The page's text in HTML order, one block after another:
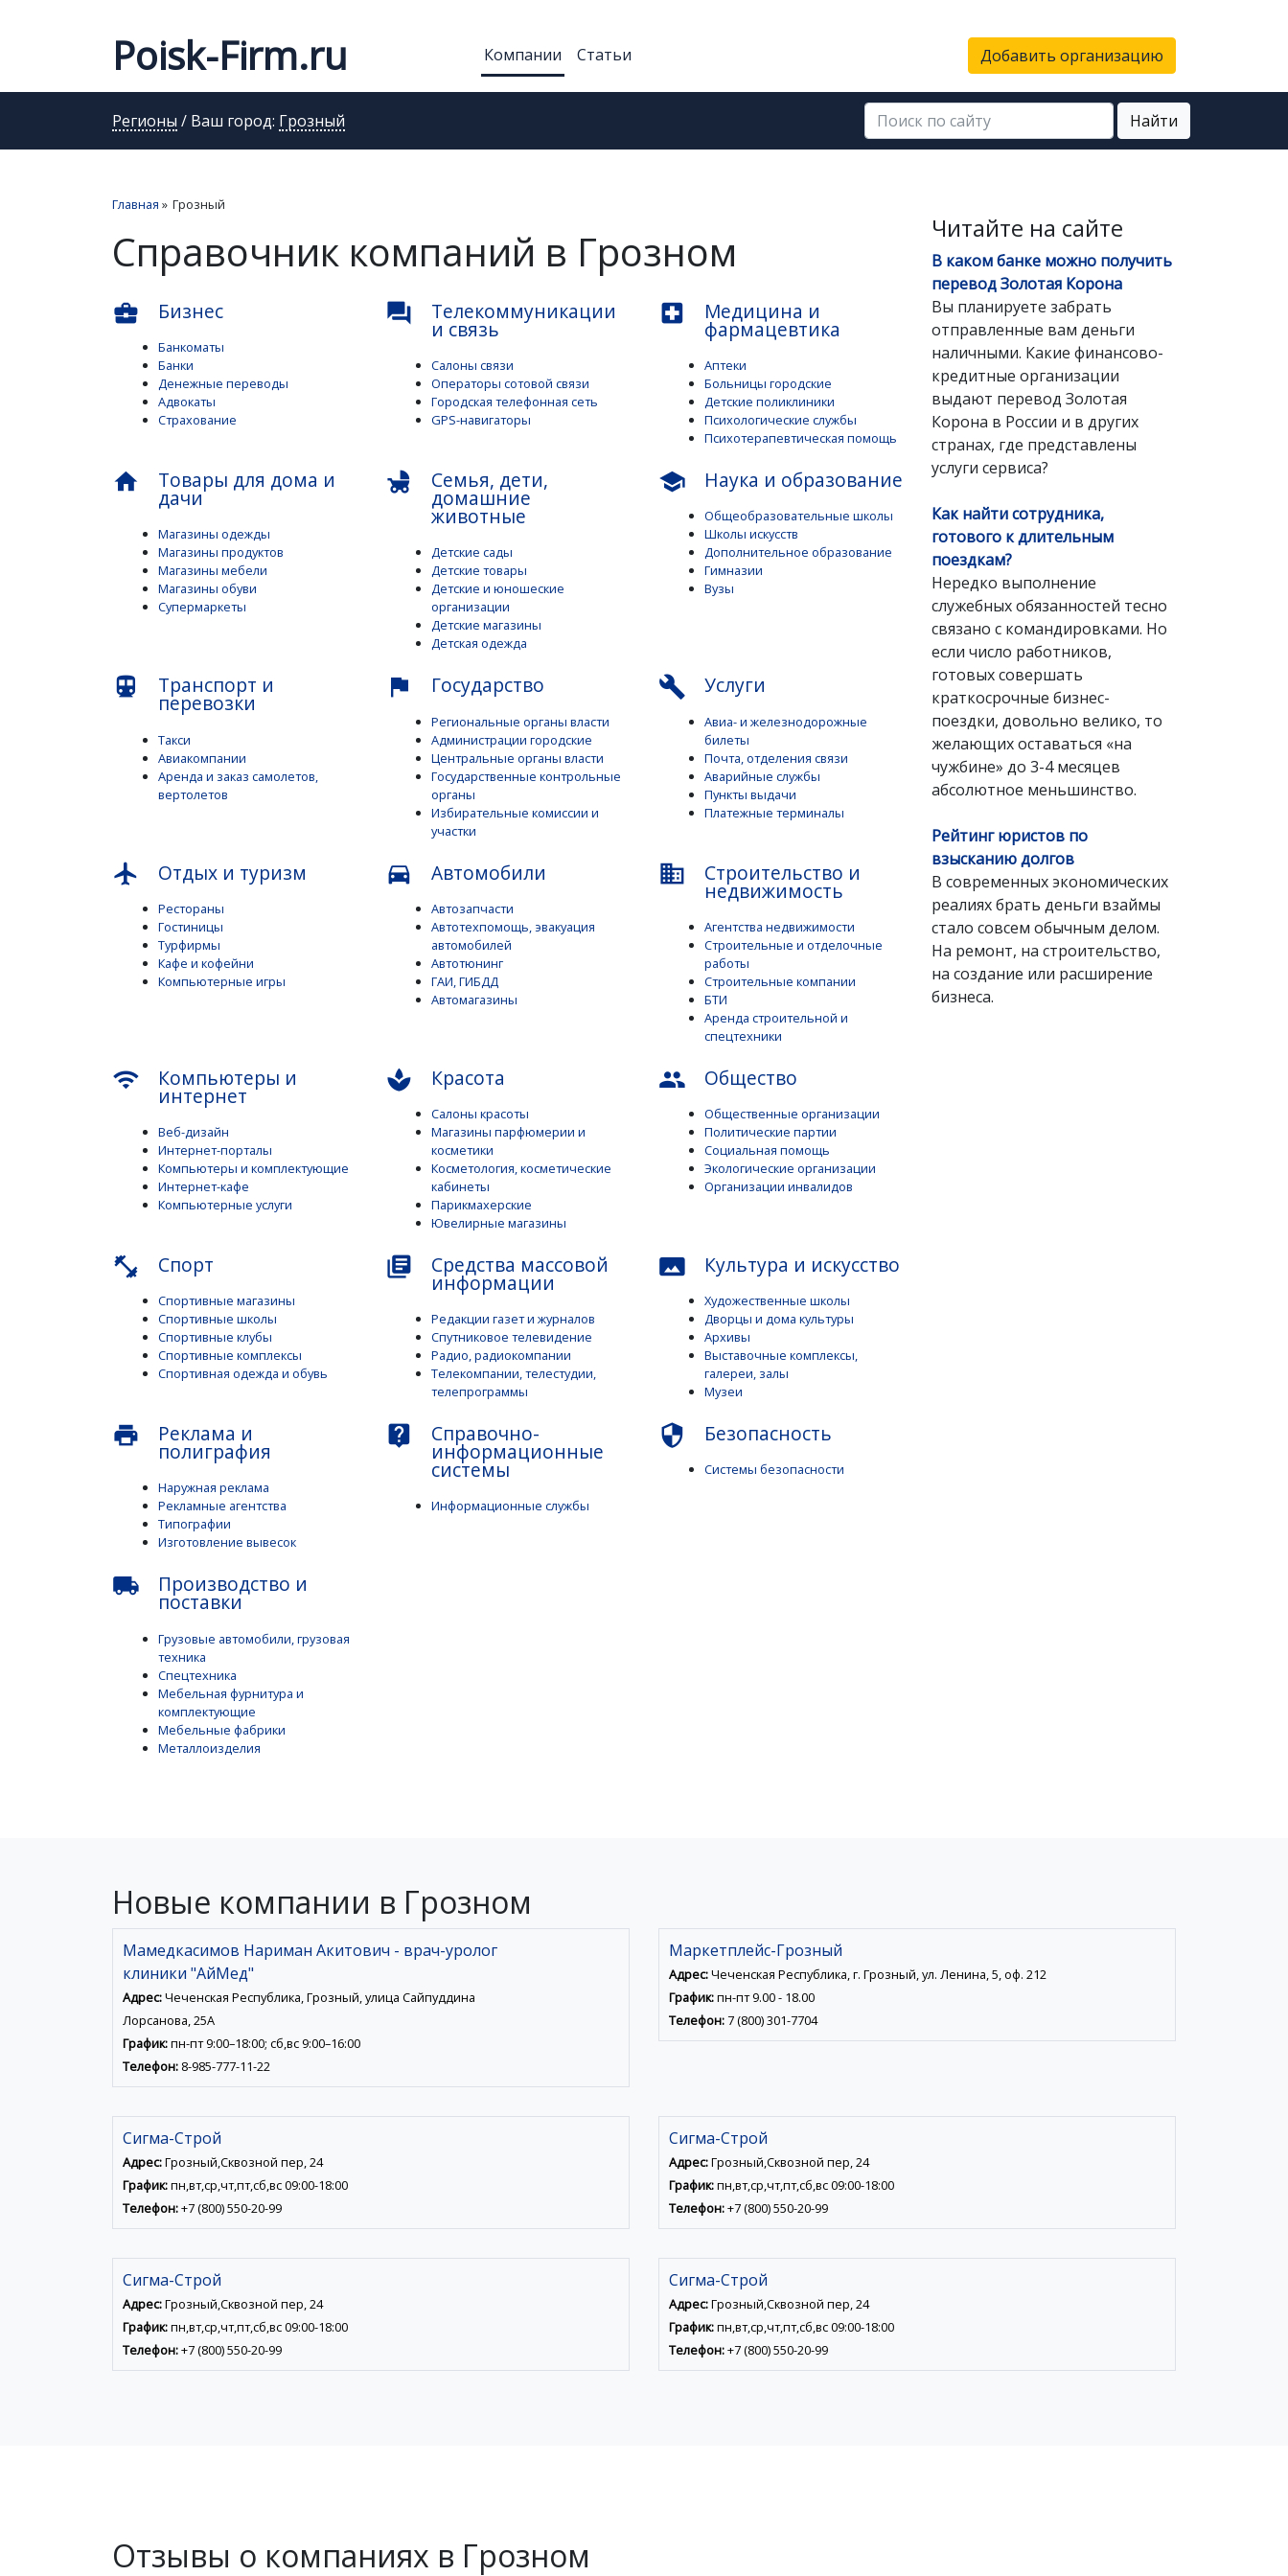
Poisk-Firm.ru Компании Статьи Добавить организацию
Регионы / Ваш город: Грозный Найти
Главная » Грозный
Справочник компаний в Грозном
business_center Бизнес
Банкоматы
Банки
Денежные переводы
Адвокаты
Страхование
question_answer Телекоммуникации
и связь
Салоны связи
Операторы сотовой связи
Городская телефонная сеть
GPS-навигаторы
local_hospital Медицина и
фармацевтика
Аптеки
Больницы городские
Детские поликлиники
Психологические службы
Психотерапевтическая помощь
home Товары для дома и
дачи
Магазины одежды
Магазины продуктов
Магазины мебели
Магазины обуви
Супермаркеты
child_friendly Семья, дети,
домашние
животные
Детские сады
Детские товары
Детские и юношеские
организации
Детские магазины
Детская одежда
school Наука и образование
Общеобразовательные школы
Школы искусств
Дополнительное образование
Гимназии
Вузы
directions_subway Транспорт и
перевозки
Такси
Авиакомпании
Аренда и заказ самолетов,
вертолетов
flag Государство
Региональные органы власти
Администрации городские
Центральные органы власти
Государственные контрольные
органы
Избирательные комиссии и
участки
build Услуги
Авиа- и железнодорожные
билеты
Почта, отделения связи
Аварийные службы
Пункты выдачи
Платежные терминалы
flight Отдых и туризм
Рестораны
Гостиницы
Турфирмы
Кафе и кофейни
Компьютерные игры
directions_car Автомобили
Автозапчасти
Автотехпомощь, эвакуация
автомобилей
Автотюнинг
ГАИ, ГИБДД
Автомагазины
business Строительство и
недвижимость
Агентства недвижимости
Строительные и отделочные
работы
Строительные компании
БТИ
Аренда строительной и
спецтехники
wifi Компьютеры и
интернет
Веб-дизайн
Интернет-порталы
Компьютеры и комплектующие
Интернет-кафе
Компьютерные услуги
spa Красота
Салоны красоты
Магазины парфюмерии и
косметики
Косметология, косметические
кабинеты
Парикмахерские
Ювелирные магазины
people Общество
Общественные организации
Политические партии
Социальная помощь
Экологические организации
Организации инвалидов
fitness_center Спорт
Спортивные магазины
Спортивные школы
Спортивные клубы
Спортивные комплексы
Спортивная одежда и обувь
library_books Средства массовой
информации
Редакции газет и журналов
Спутниковое телевидение
Радио, радиокомпании
Телекомпании, телестудии,
телепрограммы
panorama Культура и искусство
Художественные школы
Дворцы и дома культуры
Архивы
Выставочные комплексы,
галереи, залы
Музеи
print Реклама и
полиграфия
Наружная реклама
Рекламные агентства
Типографии
Изготовление вывесок
live_help Справочно-
информационные
системы
Информационные службы
security Безопасность
Системы безопасности
local_shipping Производство и
поставки
Грузовые автомобили, грузовая
техника
Спецтехника
Мебельная фурнитура и
комплектующие
Мебельные фабрики
Металлоизделия
Читайте на сайте
В каком банке можно получить
перевод Золотая Корона
Вы планируете забрать
отправленные вам деньги
наличными. Какие финансово-
кредитные организации
выдают перевод Золотая
Корона в России и в других
странах, где представлены
услуги сервиса?
Как найти сотрудника,
готового к длительным
поездкам?
Нередко выполнение
служебных обязанностей тесно
связано с командировками. Но
если число работников,
готовых совершать
краткосрочные бизнес-
поездки, довольно велико, то
желающих оставаться «на
чужбине» до 3-4 месяцев
абсолютное меньшинство.
Рейтинг юристов по
взысканию долгов
В современных экономических
реалиях брать деньги взаймы
стало совсем обычным делом.
На ремонт, на строительство,
на создание или расширение
бизнеса.
Новые компании в Грозном
Мамедкасимов Нариман Акитович - врач-уролог
клиники "АйМед"
Адрес:Чеченская Республика, Грозный, улица Сайпуддина
Лорсанова, 25А
График:пн-пт 9:00–18:00; сб,вс 9:00–16:00
Телефон: 8-985-777-11-22
Маркетплейс-Грозный
Адрес:Чеченская Республика, г. Грозный, ул. Ленина, 5, оф. 212
График:пн-пт 9.00 - 18.00
Телефон: 7 (800) 301-7704
Сигма-Строй
Адрес:Грозный,Сквозной пер, 24
График:пн,вт,ср,чт,пт,сб,вс 09:00-18:00
Телефон:+7 (800) 550-20-99
Сигма-Строй
Адрес:Грозный,Сквозной пер, 24
График:пн,вт,ср,чт,пт,сб,вс 09:00-18:00
Телефон:+7 (800) 550-20-99
Сигма-Строй
Адрес:Грозный,Сквозной пер, 24
График:пн,вт,ср,чт,пт,сб,вс 09:00-18:00
Телефон:+7 (800) 550-20-99
Сигма-Строй
Адрес:Грозный,Сквозной пер, 24
График:пн,вт,ср,чт,пт,сб,вс 09:00-18:00
Телефон:+7 (800) 550-20-99
Отзывы о компаниях в Грозном